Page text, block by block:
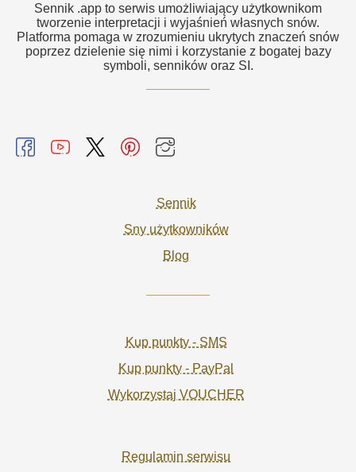
Sennik .app to serwis umożliwiający użytkownikom
tworzenie interpretacji i wyjaśnień własnych snów.
Platforma pomaga w zrozumieniu ukrytych znaczeń snów
poprzez dzielenie się nimi i korzystanie z bogatej bazy
symboli, senników oraz SI.
Sennik
Sny użytkowników
Blog
Kup punkty - SMS
Kup punkty - PayPal
Wykorzystaj VOUCHER
Regulamin serwisu